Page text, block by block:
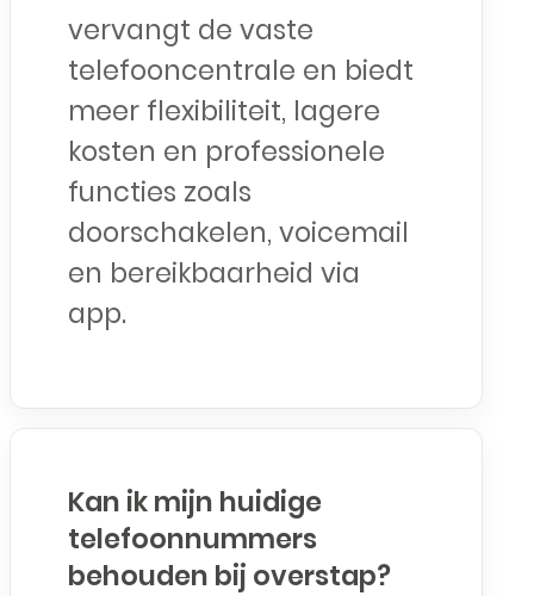
vervangt de vaste
telefooncentrale en biedt
meer flexibiliteit, lagere
kosten en professionele
functies zoals
doorschakelen, voicemail
en bereikbaarheid via
app.
Kan ik mijn huidige
telefoonnummers
behouden bij overstap?